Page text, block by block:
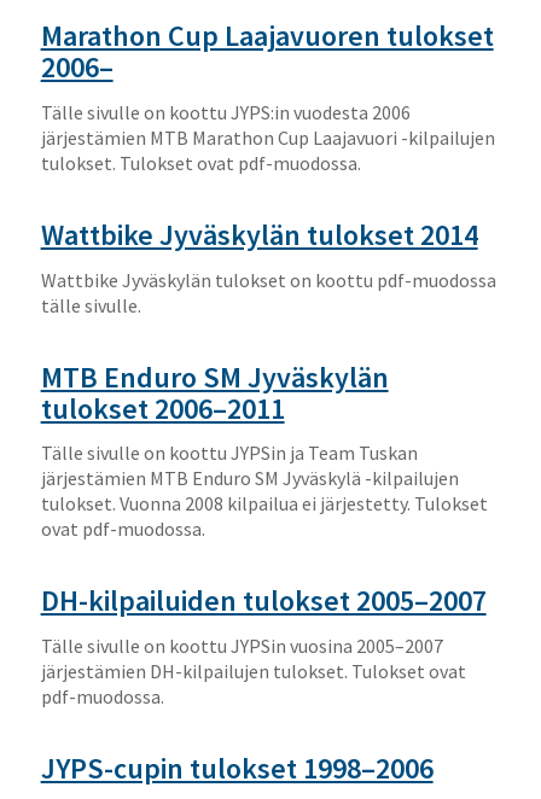
Marathon Cup Laajavuoren tulokset
2006–
Tälle sivulle on koottu JYPS:in vuodesta 2006
järjestämien MTB Marathon Cup Laajavuori -kilpailujen
tulokset. Tulokset ovat pdf-muodossa.
Wattbike Jyväskylän tulokset 2014
Wattbike Jyväskylän tulokset on koottu pdf-muodossa
tälle sivulle.
MTB Enduro SM Jyväskylän
tulokset 2006–2011
Tälle sivulle on koottu JYPSin ja Team Tuskan
järjestämien MTB Enduro SM Jyväskylä -kilpailujen
tulokset. Vuonna 2008 kilpailua ei järjestetty. Tulokset
ovat pdf-muodossa.
DH-kilpailuiden tulokset 2005–2007
Tälle sivulle on koottu JYPSin vuosina 2005–2007
järjestämien DH-kilpailujen tulokset. Tulokset ovat
pdf-muodossa.
JYPS-cupin tulokset 1998–2006